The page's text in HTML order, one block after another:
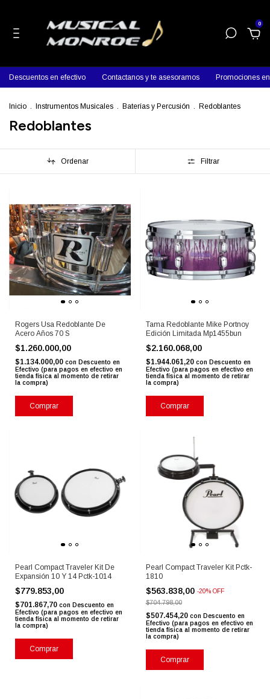
0
Descuentos en efectivo Contactanos y te asesoramos Promociones en
Inicio . Instrumentos Musicales . Baterías y Percusión . Redoblantes
Redoblantes
Ordenar Filtrar
Rogers Usa Redoblante De
Acero Años 70 S
$1.260.000,00
$1.134.000,00 con Descuento en
Efectivo (para pagos en efectivo en
tienda física al momento de retirar
la compra)
Comprar
Tama Redoblante Mike Portnoy
Edición Limitada Mp1455bun
$2.160.068,00
$1.944.061,20 con Descuento en
Efectivo (para pagos en efectivo en
tienda física al momento de retirar
la compra)
Comprar
Pearl Compact Traveler Kit De
Expansión 10 Y 14 Pctk-1014
$779.853,00
$701.867,70 con Descuento en
Efectivo (para pagos en efectivo en
tienda física al momento de retirar
la compra)
Pearl Compact Traveler Kit Pctk-
1810
$563.838,00 -20% OFF
$704.798,00
$507.454,20 con Descuento en
Efectivo (para pagos en efectivo en
tienda física al momento de retirar
la compra)